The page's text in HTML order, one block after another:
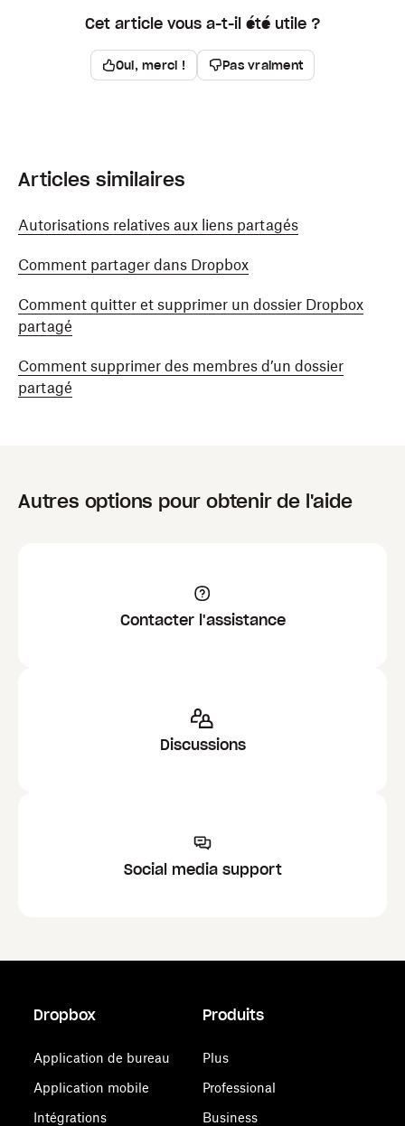
Cet article vous a-t-il été utile ?
Oui, merci ! Pas vraiment
Articles similaires
Autorisations relatives aux liens partagés
Comment partager dans Dropbox
Comment quitter et supprimer un dossier Dropbox
partagé
Comment supprimer des membres d’un dossier
partagé
Autres options pour obtenir de l'aide
Contacter l'assistance
Discussions
Social media support
Dropbox
Application de bureau
Application mobile
Intégrations
Produits
Plus
Professional
Business